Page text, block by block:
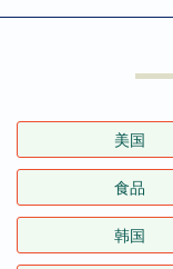
美国
食品
韩国